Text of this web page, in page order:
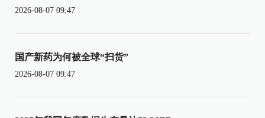
2026-08-07 09:47
国产新药为何被全球“扫货”
2026-08-07 09:47